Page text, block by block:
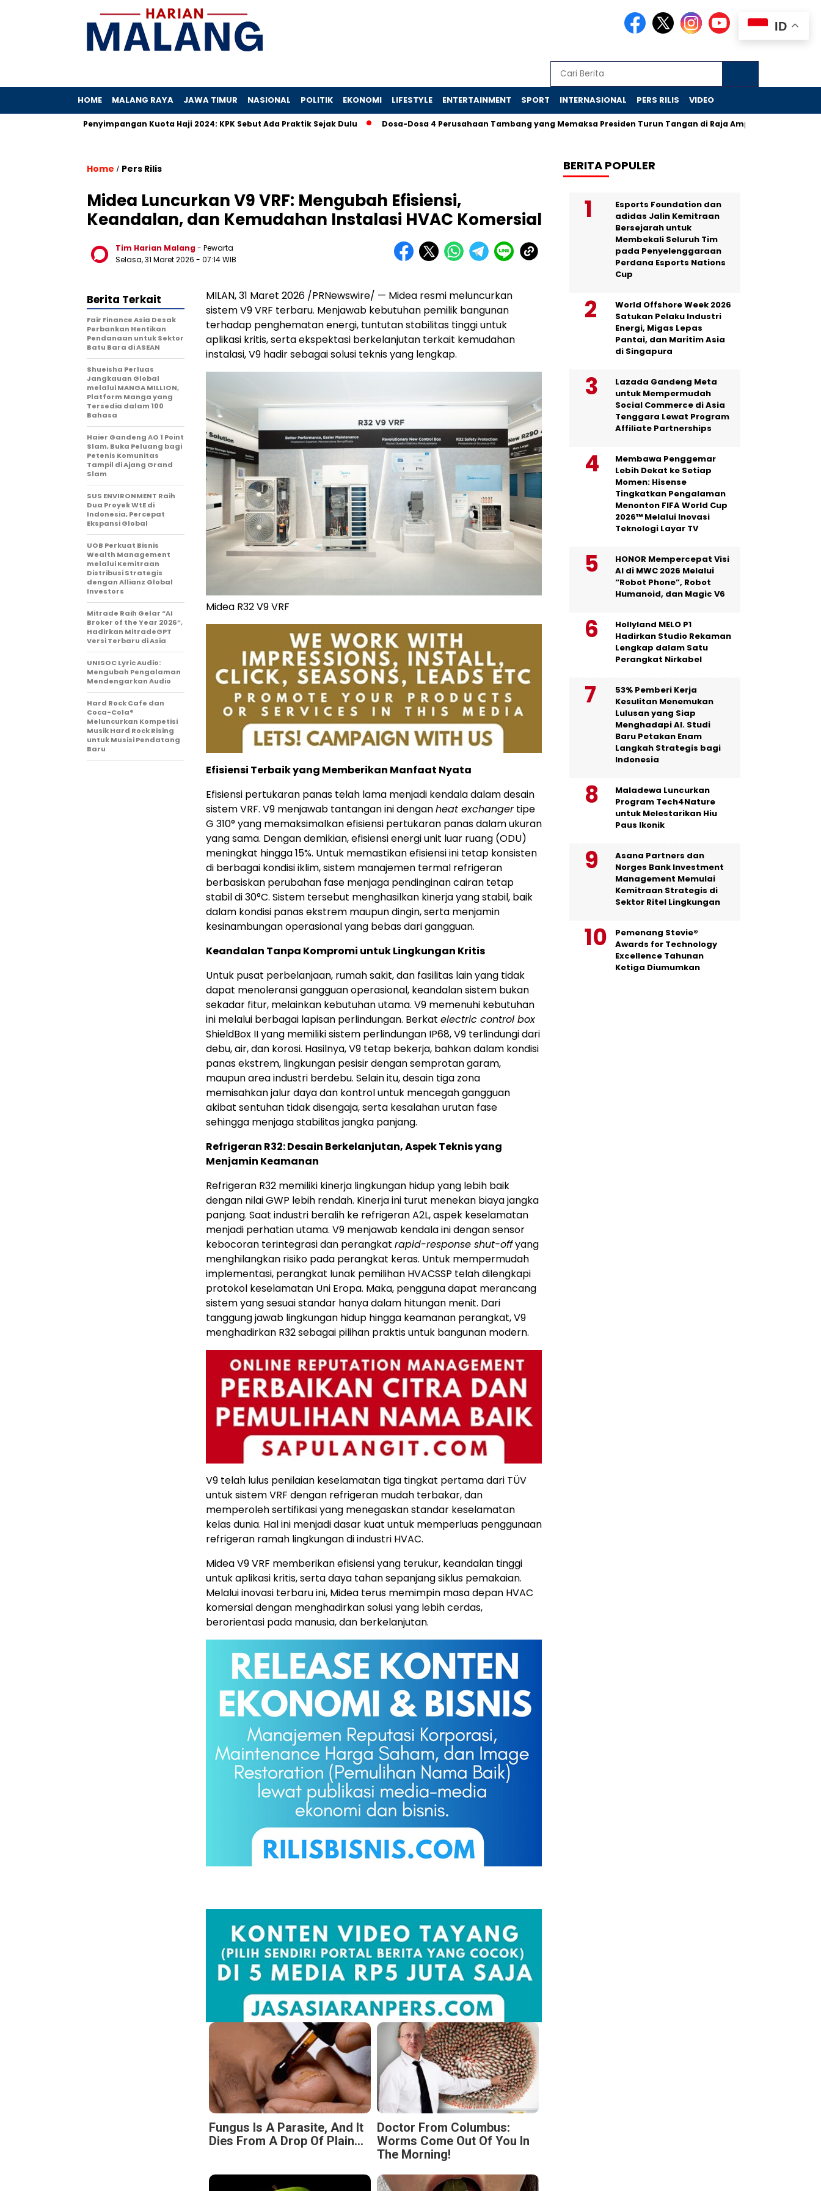
HOME MALANG RAYA JAWA TIMUR NASIONAL POLITIK EKONOMI LIFESTYLE ENTERTAINMENT SPORT INTERNASIONAL PERS RILIS VIDEO
Penyimpangan Kuota Haji 2024: KPK Sebut Ada Praktik Sejak Dulu Dosa-Dosa 4 Perusahaan Tambang yang Memaksa Presiden Turun Tangan di Raja Ampat
Home / Pers Rilis
Midea Luncurkan V9 VRF: Mengubah Efisiensi,
Keandalan, dan Kemudahan Instalasi HVAC Komersial
Tim Harian Malang- Pewarta
Selasa, 31 Maret 2026 - 07:14 WIB
MILAN, 31 Maret 2026 /PRNewswire/ — Midea resmi meluncurkan
sistem V9 VRF terbaru. Menjawab kebutuhan pemilik bangunan
terhadap penghematan energi, tuntutan stabilitas tinggi untuk
aplikasi kritis, serta ekspektasi berkelanjutan terkait kemudahan
instalasi, V9 hadir sebagai solusi teknis yang lengkap.
Midea R32 V9 VRF
Efisiensi Terbaik yang Memberikan Manfaat Nyata
Efisiensi pertukaran panas telah lama menjadi kendala dalam desain
sistem VRF. V9 menjawab tantangan ini denganheat exchangertipe
G 310° yang memaksimalkan efisiensi pertukaran panas dalam ukuran
yang sama. Dengan demikian, efisiensi energi unit luar ruang (ODU)
meningkat hingga 15%. Untuk memastikan efisiensi ini tetap konsisten
di berbagai kondisi iklim, sistem manajemen termal refrigeran
berbasiskan perubahan fase menjaga pendinginan cairan tetap
stabil di 30°C. Sistem tersebut menghasilkan kinerja yang stabil, baik
dalam kondisi panas ekstrem maupun dingin, serta menjamin
kesinambungan operasional yang bebas dari gangguan.
Keandalan Tanpa Kompromi untuk Lingkungan Kritis
Untuk pusat perbelanjaan, rumah sakit, dan fasilitas lain yang tidak
dapat menoleransi gangguan operasional, keandalan sistem bukan
sekadar fitur, melainkan kebutuhan utama. V9 memenuhi kebutuhan
ini melalui berbagai lapisan perlindungan. Berkat electric control box
ShieldBox II yang memiliki sistem perlindungan IP68, V9 terlindungi dari
debu, air, dan korosi. Hasilnya, V9 tetap bekerja, bahkan dalam kondisi
panas ekstrem, lingkungan pesisir dengan semprotan garam,
maupun area industri berdebu. Selain itu, desain tiga zona
memisahkan jalur daya dan kontrol untuk mencegah gangguan
akibat sentuhan tidak disengaja, serta kesalahan urutan fase
sehingga menjaga stabilitas jangka panjang.
Refrigeran R32: Desain Berkelanjutan, Aspek Teknis yang
Menjamin Keamanan
Refrigeran R32 memiliki kinerja lingkungan hidup yang lebih baik
dengan nilai GWP lebih rendah. Kinerja ini turut menekan biaya jangka
panjang. Saat industri beralih ke refrigeran A2L, aspek keselamatan
menjadi perhatian utama. V9 menjawab kendala ini dengan sensor
kebocoran terintegrasi dan perangkat rapid-response shut-offyang
menghilangkan risiko pada perangkat keras. Untuk mempermudah
implementasi, perangkat lunak pemilihan HVACSSP telah dilengkapi
protokol keselamatan Uni Eropa. Maka, pengguna dapat merancang
sistem yang sesuai standar hanya dalam hitungan menit. Dari
tanggung jawab lingkungan hidup hingga keamanan perangkat, V9
menghadirkan R32 sebagai pilihan praktis untuk bangunan modern.
V9 telah lulus penilaian keselamatan tiga tingkat pertama dari TÜV
untuk sistem VRF dengan refrigeran mudah terbakar, dan
memperoleh sertifikasi yang menegaskan standar keselamatan
kelas dunia. Hal ini menjadi dasar kuat untuk memperluas penggunaan
refrigeran ramah lingkungan di industri HVAC.
Midea V9 VRF memberikan efisiensi yang terukur, keandalan tinggi
untuk aplikasi kritis, serta daya tahan sepanjang siklus pemakaian.
Melalui inovasi terbaru ini, Midea terus memimpin masa depan HVAC
komersial dengan menghadirkan solusi yang lebih cerdas,
berorientasi pada manusia, dan berkelanjutan.
Fungus Is A Parasite, And It
Dies From A Drop Of Plain...
Doctor From Columbus:
Worms Come Out Of You In
The Morning!
Berita Terkait
Fair Finance Asia Desak
Perbankan Hentikan
Pendanaan untuk Sektor
Batu Bara di ASEAN
Shueisha Perluas
Jangkauan Global
melalui MANGA MILLION,
Platform Manga yang
Tersedia dalam 100
Bahasa
Haier Gandeng AO 1 Point
Slam, Buka Peluang bagi
Petenis Komunitas
Tampil di Ajang Grand
Slam
SUS ENVIRONMENT Raih
Dua Proyek WtE di
Indonesia, Percepat
Ekspansi Global
UOB Perkuat Bisnis
Wealth Management
melalui Kemitraan
Distribusi Strategis
dengan Allianz Global
Investors
Mitrade Raih Gelar “AI
Broker of the Year 2026”,
Hadirkan MitradeGPT
Versi Terbaru di Asia
UNISOC Lyric Audio:
Mengubah Pengalaman
Mendengarkan Audio
Hard Rock Cafe dan
Coca-Cola®
Meluncurkan Kompetisi
Musik Hard Rock Rising
untuk Musisi Pendatang
Baru
BERITA POPULER
Esports Foundation dan
adidas Jalin Kemitraan
Bersejarah untuk
Membekali Seluruh Tim
pada Penyelenggaraan
Perdana Esports Nations
Cup
World Offshore Week 2026
Satukan Pelaku Industri
Energi, Migas Lepas
Pantai, dan Maritim Asia
di Singapura
Lazada Gandeng Meta
untuk Mempermudah
Social Commerce di Asia
Tenggara Lewat Program
Affiliate Partnerships
Membawa Penggemar
Lebih Dekat ke Setiap
Momen: Hisense
Tingkatkan Pengalaman
Menonton FIFA World Cup
2026™ Melalui Inovasi
Teknologi Layar TV
HONOR Mempercepat Visi
AI di MWC 2026 Melalui
“Robot Phone”, Robot
Humanoid, dan Magic V6
Hollyland MELO P1
Hadirkan Studio Rekaman
Lengkap dalam Satu
Perangkat Nirkabel
53% Pemberi Kerja
Kesulitan Menemukan
Lulusan yang Siap
Menghadapi AI. Studi
Baru Petakan Enam
Langkah Strategis bagi
Indonesia
Maladewa Luncurkan
Program Tech4Nature
untuk Melestarikan Hiu
Paus Ikonik
Asana Partners dan
Norges Bank Investment
Management Memulai
Kemitraan Strategis di
Sektor Ritel Lingkungan
Pemenang Stevie®
Awards for Technology
Excellence Tahunan
Ketiga Diumumkan
ID